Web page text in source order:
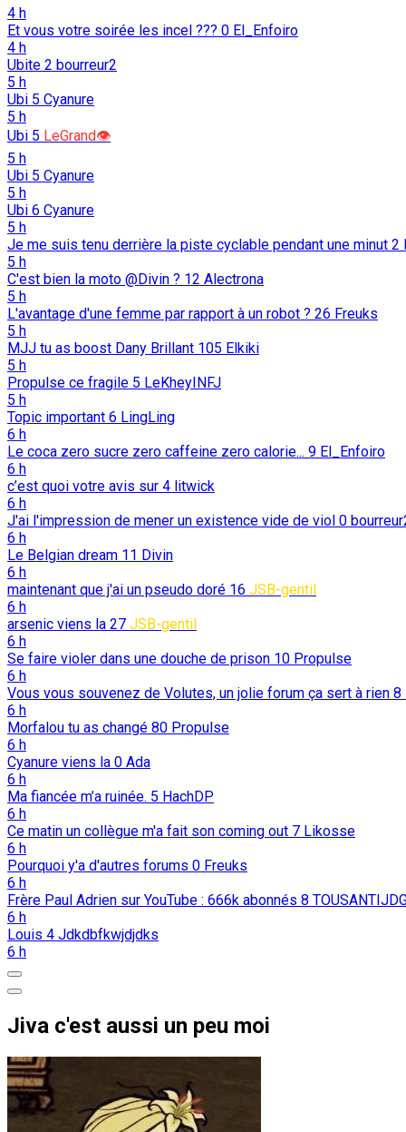
4 h
Et vous votre soirée les incel ??? 0 El_Enfoiro
4 h
Ubite 2 bourreur2
5 h
Ubi 5 Cyanure
5 h
Ubi 5 LeGrand👁️
5 h
Ubi 5 Cyanure
5 h
Ubi 6 Cyanure
5 h
Je me suis tenu derrière la piste cyclable pendant une minut 2
5 h
C'est bien la moto @Divin ? 12 Alectrona
5 h
L'avantage d'une femme par rapport à un robot ? 26 Freuks
5 h
MJJ tu as boost Dany Brillant 105 Elkiki
5 h
Propulse ce fragile 5 LeKheyINFJ
5 h
Topic important 6 LingLing
6 h
Le coca zero sucre zero caffeine zero calorie... 9 El_Enfoiro
6 h
c’est quoi votre avis sur 4 litwick
6 h
J'ai l'impression de mener un existence vide de viol 0
6 h
Le Belgian dream 11 Divin
6 h
maintenant que j'ai un pseudo doré 16 JSB-gentil
6 h
arsenic viens la 27 JSB-gentil
6 h
Se faire violer dans une douche de prison 10 Propulse
6 h
Vous vous souvenez de Volutes, un jolie forum ça sert à rien 8
6 h
Morfalou tu as changé 80 Propulse
6 h
Cyanure viens la 0 Ada
6 h
Ma fiancée m’a ruinée. 5 HachDP
6 h
Ce matin un collègue m'a fait son coming out 7 Likosse
6 h
Pourquoi y'a d'autres forums 0 Freuks
6 h
Frère Paul Adrien sur YouTube : 666k abonnés 8
6 h
Louis 4 Jdkdbfkwjdjdks
6 h
Jiva c'est aussi un peu moi